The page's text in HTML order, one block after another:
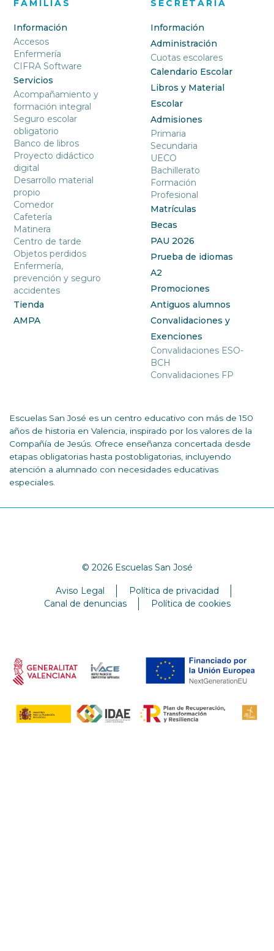
FAMILIAS
Información
Accesos
Enfermería
CIFRA Software
Servicios
Acompañamiento y
formación integral
Seguro escolar
obligatorio
Banco de libros
Proyecto didáctico
digital
Desarrollo material
propio
Comedor
Cafetería
Matinera
Centro de tarde
Objetos perdidos
Enfermería,
prevención y seguro
accidentes
Tienda
AMPA
SECRETARÍA
Información
Administración
Cuotas escolares
Calendario Escolar
Libros y Material
Escolar
Admisiones
Primaria
Secundaria
UECO
Bachillerato
Formación
Profesional
Matrículas
Becas
PAU 2026
Prueba de idiomas
A2
Promociones
Antiguos alumnos
Convalidaciones y
Exenciones
Convalidaciones ESO-
BCH
Convalidaciones FP
Escuelas San José es un centro educativo con más de 150
años de historia en Valencia, inspirado por los valores de la
Compañía de Jesús. Ofrece enseñanza concertada desde
etapas obligatorias hasta postobligatorias, incluyendo
atención a alumnado con necesidades educativas
especiales.
© 2026 Escuelas San José
Aviso Legal
Política de privacidad
Canal de denuncias
Política de cookies